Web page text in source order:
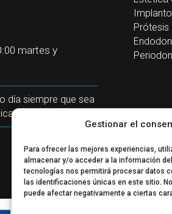
Gestionar el
Para ofrecer las mejores experiencias,
almacenar y/o acceder a la información
tecnologías nos permitirá procesar datos
las identificaciones únicas en este sitio.
puede afectar negativamente a ciertas
martes y
día siempre que sea
Prótesis